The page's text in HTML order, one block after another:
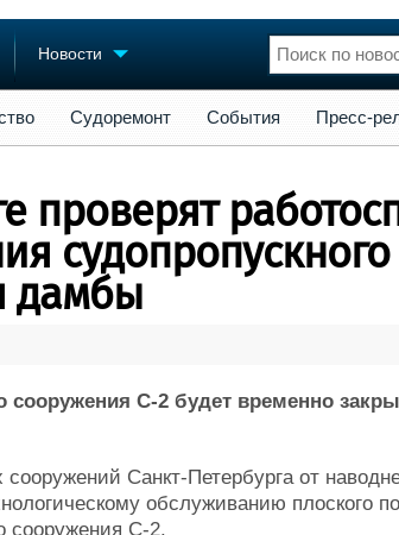
Новости
площадка
флота
Конференции
Личности
Словарь
Судоремонт События Пресс-
проверят
судопропускного
дамбы
сооружения С-2 будет временно
Санкт-Петербурга от
обслуживанию плоского
сооружения С-2.